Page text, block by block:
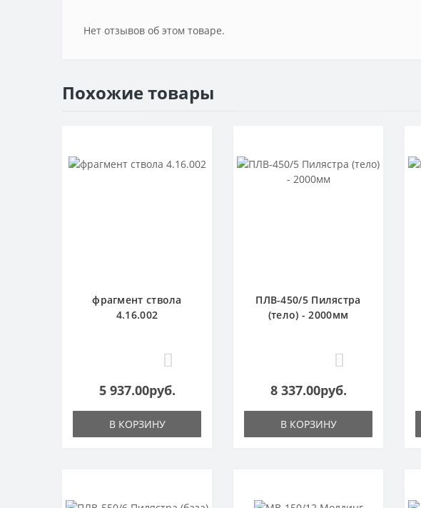
Нет отзывов об этом товаре.
Похожие товары
фрагмент ствола
4.16.002
5 937.00руб.
В КОРЗИНУ
ПЛВ-450/5 Пилястра
(тело) - 2000мм
8 337.00руб.
В КОРЗИНУ